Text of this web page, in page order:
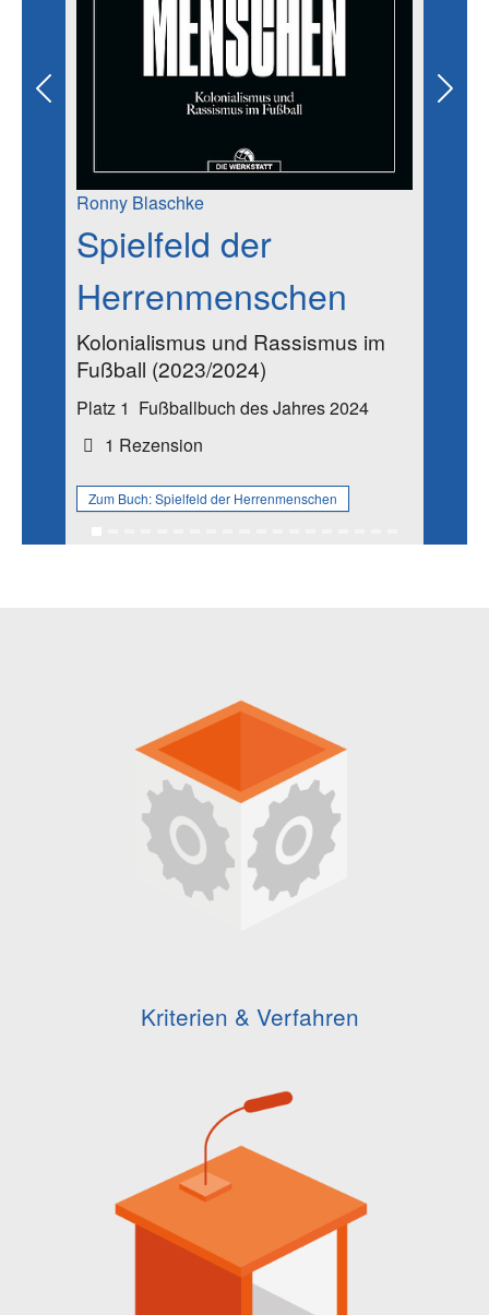
Ronny Blaschke
Spielfeld der
Herrenmenschen
Kolonialismus und Rassismus im
Fußball (2023/2024)
Platz 1 Fußballbuch des Jahres 2024
1 Rezension
Zum Buch:Spielfeld der Herrenmenschen
Previous Next
Kriterien & Verfahren